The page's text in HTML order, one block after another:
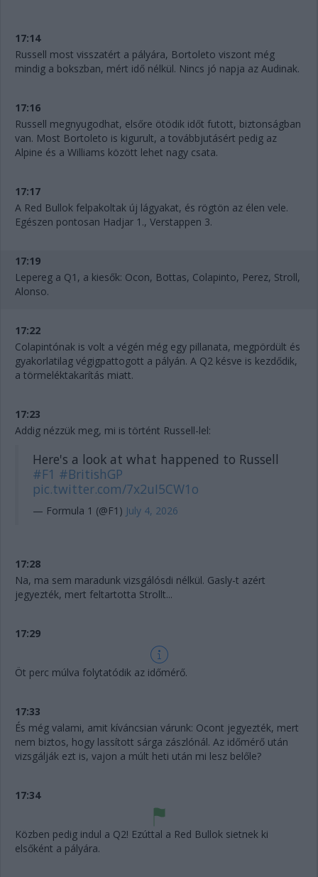
17:14
Russell most visszatért a pályára, Bortoleto viszont még
mindig a bokszban, mért idő nélkül. Nincs jó napja az Audinak.
17:16
Russell megnyugodhat, elsőre ötödik időt futott, biztonságban
van. Most Bortoleto is kigurult, a továbbjutásért pedig az
Alpine és a Williams között lehet nagy csata.
17:17
A Red Bullok felpakoltak új lágyakat, és rögtön az élen vele.
Egészen pontosan Hadjar 1., Verstappen 3.
17:19
Lepereg a Q1, a kiesők: Ocon, Bottas, Colapinto, Perez, Stroll,
Alonso.
17:22
Colapintónak is volt a végén még egy pillanata, megpördült és
gyakorlatilag végigpattogott a pályán. A Q2 késve is kezdődik,
a törmeléktakarítás miatt.
17:23
Addig nézzük meg, mi is történt Russell-lel:
Here's a look at what happened to Russell
#F1 #BritishGP
pic.twitter.com/7x2uI5CW1o
— Formula 1 (@F1) July 4, 2026
17:28
Na, ma sem maradunk vizsgálósdi nélkül. Gasly-t azért
jegyezték, mert feltartotta Strollt...
17:29
Öt perc múlva folytatódik az időmérő.
17:33
És még valami, amit kíváncsian várunk: Ocont jegyezték, mert
nem biztos, hogy lassított sárga zászlónál. Az időmérő után
vizsgálják ezt is, vajon a múlt heti után mi lesz belőle?
17:34
Közben pedig indul a Q2! Ezúttal a Red Bullok sietnek ki
elsőként a pályára.